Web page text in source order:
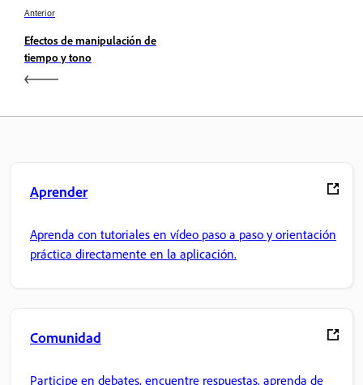
Anterior
Efectos de manipulación de
tiempo y tono
Aprender
Aprenda con tutoriales en vídeo paso a paso y orientación
práctica directamente en la aplicación.
Comunidad
Participe en debates, encuentre respuestas, aprenda de